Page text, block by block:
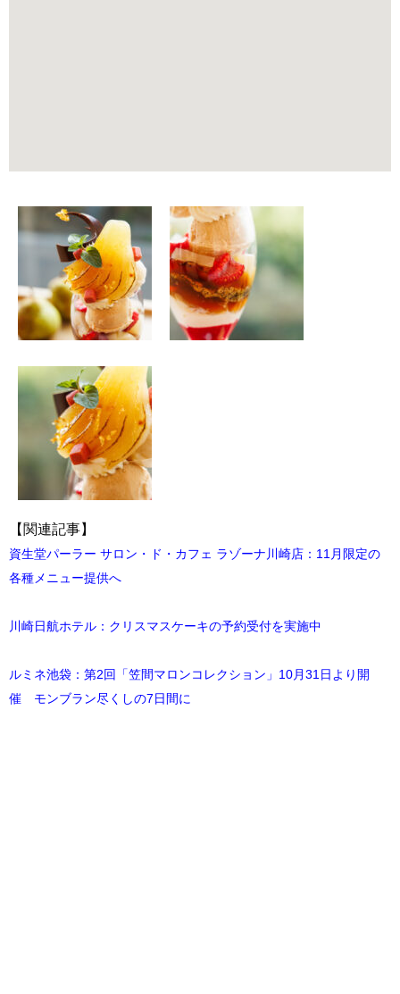
【関連記事】
資生堂パーラー サロン・ド・カフェ ラゾーナ川崎店：11月限定の
各種メニュー提供へ
川崎日航ホテル：クリスマスケーキの予約受付を実施中
ルミネ池袋：第2回「笠間マロンコレクション」10月31日より開
催 モンブラン尽くしの7日間に